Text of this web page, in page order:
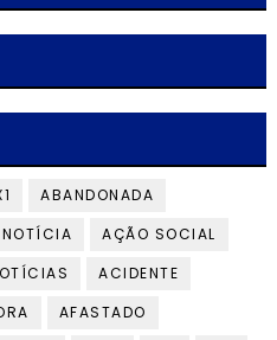
ABANDONADA
AÇÃO SOCIAL
ACIDENTE
AFASTADO